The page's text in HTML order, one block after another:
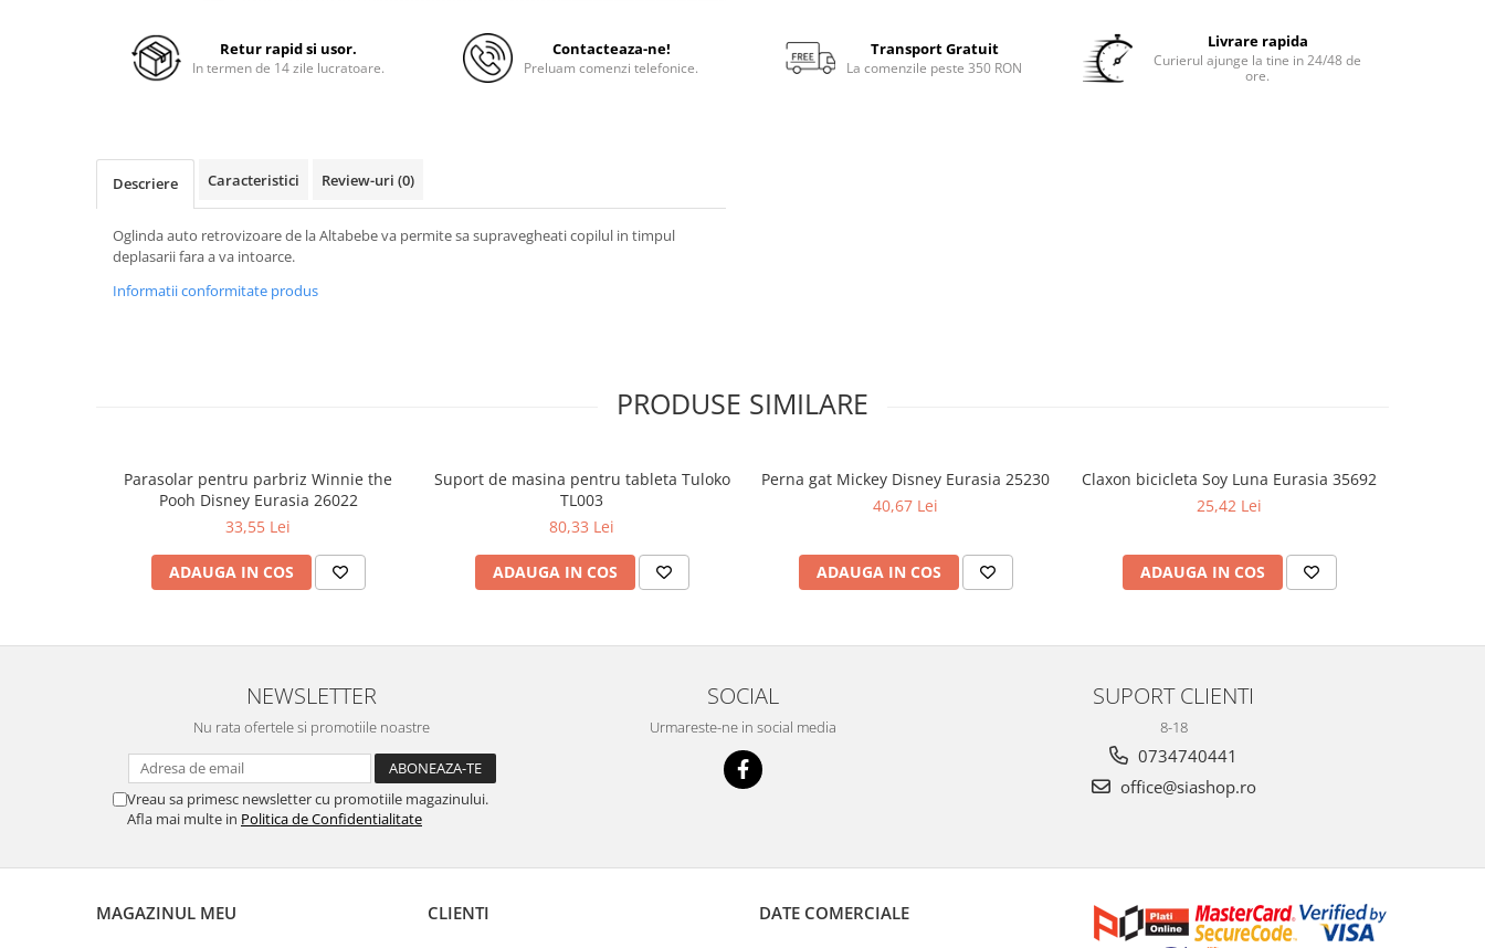
Retur rapid si usor.
In termen de 14 zile lucratoare.
Contacteaza-ne!
Preluam comenzi telefonice.
Transport Gratuit
La comenzile peste 350 RON
Livrare rapida
Curierul ajunge la tine in 24/48 de
ore.
Descriere Caracteristici Review-uri (0)
Oglinda auto retrovizoare de la Altabebe va permite sa supravegheati copilul in timpul
deplasarii fara a va intoarce.
Informatii conformitate produs
PRODUSE SIMILARE
Parasolar pentru parbriz Winnie the
Pooh Disney Eurasia 26022
33,55 Lei
ADAUGA IN COS
Suport de masina pentru tableta Tuloko
TL003
80,33 Lei
ADAUGA IN COS
Perna gat Mickey Disney Eurasia 25230
40,67 Lei
ADAUGA IN COS
Claxon bicicleta Soy Luna Eurasia 35692
25,42 Lei
ADAUGA IN COS
NEWSLETTER
Nu rata ofertele si promotiile noastre
Vreau sa primesc newsletter cu promotiile magazinului.
Afla mai multe in Politica de Confidentialitate
SOCIAL
Urmareste-ne in social media
SUPORT CLIENTI
8-18
0734740441
office@siashop.ro
MAGAZINUL MEU CLIENTI DATE COMERCIALE